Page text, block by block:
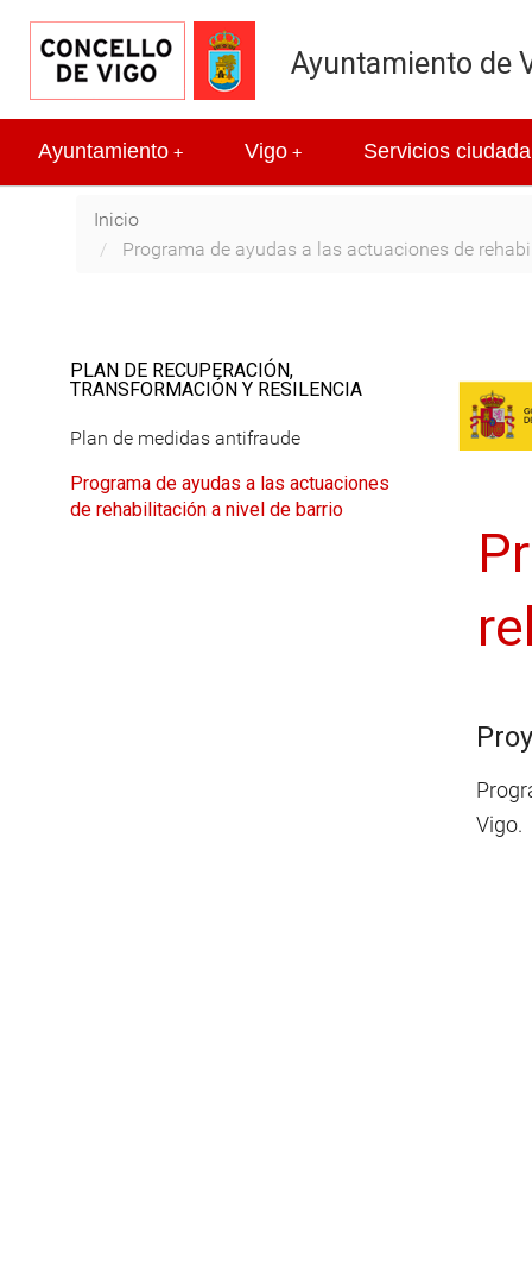
Ayuntamiento de
+
Ayuntamiento +
Vigo Servicios
Inicio
Programa de ayudas a las actuaciones de
Vigo.
PLAN DE RECUPERACIÓN,
TRANSFORMACIÓN Y RESILENCIA
Plan de medidas antifraude
Programa de ayudas a las actuaciones
de rehabilitación a nivel de barrio